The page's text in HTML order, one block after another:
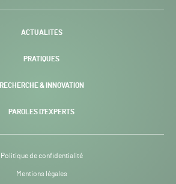
-
ACTUALITÉS
PRATIQUES
RECHERCHE & INNOVATION
PAROLES D’EXPERTS
Politique de confidentialité
Mentions légales